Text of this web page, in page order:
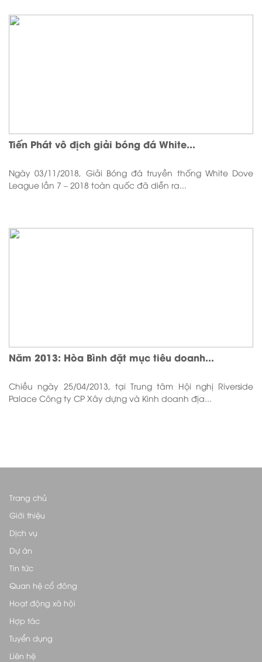
Tiến Phát vô địch giải bóng đá White...
Ngày 03/11/2018, Giải Bóng đá truyền thống White Dove
League lần 7 – 2018 toàn quốc đã diễn ra...
Năm 2013: Hòa Bình đặt mục tiêu doanh...
Chiều ngày 25/04/2013, tại Trung tâm Hội nghị Riverside
Palace Công ty CP Xây dựng và Kinh doanh địa...
Trang chủ
Giới thiệu
Dịch vụ
Dự án
Tin tức
Quan hệ cổ đông
Hoạt động xã hội
Hợp tác
Tuyển dụng
Liên hệ